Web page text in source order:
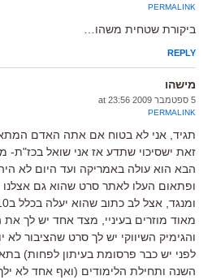
PERMALINK
ביקורת שטחית משהו…
REPLY
מישהו
5 ספטמבר 2009 at 23:56
PERMALINK
תגיד, אני לא בטוח אם אתה האדם
הבא הוא עולה באמריקה ועד היום לא
ופתאום העלו לאתר סרט שהוא גם אצלנו
מאוד מוזרים בעיניי, מצד אחד יש לך
והגימיק השיווקי יש לך סרט שהציבור לא
לפני יש כבר פרסומת בעיתון לפחות)
השנה ותחילת הלימודים (ואף אחד לא